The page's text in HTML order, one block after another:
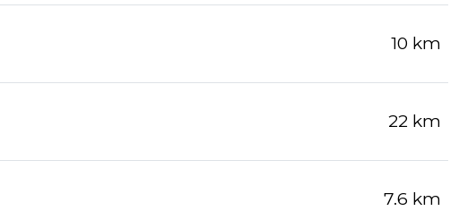
10 km
22 km
7.6 km